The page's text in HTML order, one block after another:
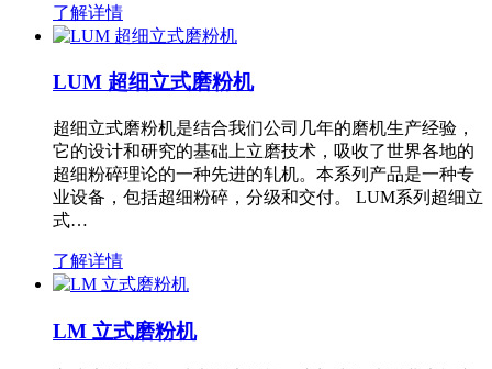
了解详情
LUM 超细立式磨粉机
超细立式磨粉机是结合我们公司几年的磨机生产经验，
它的设计和研究的基础上立磨技术，吸收了世界各地的
超细粉碎理论的一种先进的轧机。本系列产品是一种专
业设备，包括超细粉碎，分级和交付。 LUM系列超细立
式…
了解详情
LM 立式磨粉机